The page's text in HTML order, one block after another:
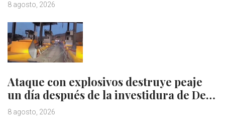
8 agosto, 2026
Ataque con explosivos destruye peaje
un día después de la investidura de De…
8 agosto, 2026